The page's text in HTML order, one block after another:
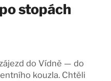
stopách
do Vídně — do
kouzla. Chtěli